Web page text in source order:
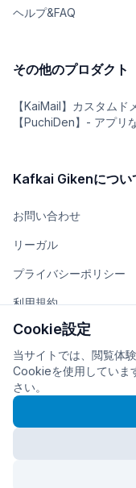
ヘルプ&FAQ
その他のプロダクト
【KaiMail】カスタム
【PuchiDen】- アプリ
Kafkai Gikenについ
お問い合わせ
リーガル
プライバシーポリシー
利用規約
チーム
会社概要
株式会社
Cookie設定
当サイトでは、閲覧体
Cookieを使用していま
さい。